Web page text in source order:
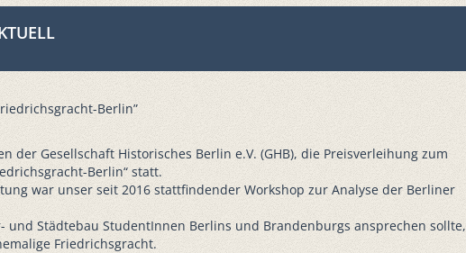
Berlin”
der Gesellschaft Historisches Berlin e.V. (GHB), die Preisverleihung zum
Berlin“ statt.
war unser seit 2016 stattfindender Workshop zur Analyse der Berliner
Städtebau StudentInnen Berlins und Brandenburgs ansprechen sollte,
Friedrichsgracht.